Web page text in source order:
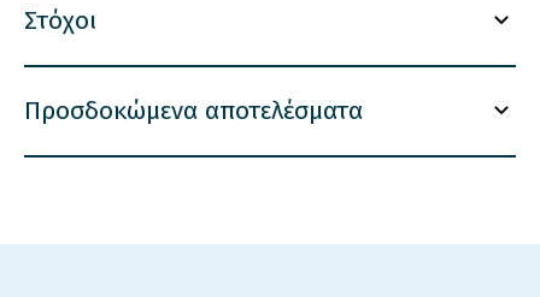
Στόχοι
Προσδοκώμενα αποτελέσματα